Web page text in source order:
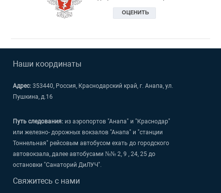
Наши координаты
Адрес:353440, Россия, Краснодарский край, г. Анапа, ул.
Пушкина, д.16
Путь следования: из аэропортов "Анапа" и "Краснодар"
или железно- дорожных вокзалов "Анапа" и "станции
Тоннельная" рейсовым автобусом ехать до городского
автовокзала, далее автобусами №№ 2, 9 , 24, 25 до
остановки "Санаторий ДиЛУЧ".
Свяжитесь с нами